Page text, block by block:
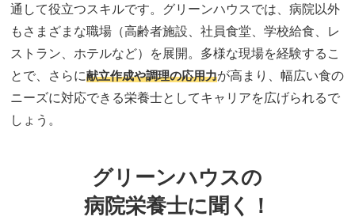
通して役立つスキルです。グリーンハウスでは、病院以外
もさまざまな職場（高齢者施設、社員食堂、学校給食、レ
ストラン、ホテルなど）を展開。多様な現場を経験するこ
とで、さらに献立作成や調理の応用力が高まり、幅広い食の
ニーズに対応できる栄養士としてキャリアを広げられるで
しょう。
グリーンハウスの
病院栄養士に聞く！